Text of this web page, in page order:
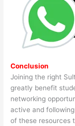
Conclusion
Joining the right
greatly benefit
networking
active and
of these resources